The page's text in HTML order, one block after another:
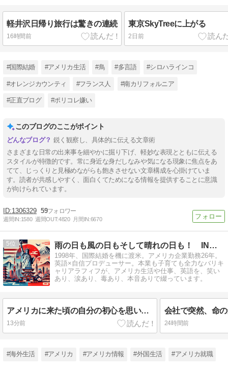
軽井沢日帰り旅行は驚きの連続
16時間前
東京SkyTreeに上がる
2日前
#国際結婚 #アメリカ生活 #鳥 #多言語 #シロハラインコ
#オレンジカウンティ #フランス人 #南カリフォルニア
#正直ブログ #ポリコレ嫌い
このブログのここがポイント
鋭く観察し、具体的に伝える文章術
さまざまな日常の出来事を細やかに掘り下げ、軽妙な表現とともに伝える
スタイルが特徴的です。常に身近な身だしなみや気になる現象に焦点をあ
てて、じっくりと見極めながらも飽きさせない文章構成を心掛けていま
す。読者が共感しやすく、面白くてためになる情報を提供することに意識
が向けられています。
1306329 59
週間IN:1580 週間OUT:4820 月間IN:6670
5 雨の日も風の日もそして晴れの日も！ IN アメリカ
1998年、国際結婚を機に渡米。アメリカ企業勤務26年。
英語×自信プロデューサー。本業も子育ても全力なバリキ
ャリアラフィフが、アメリカ生活や仕事、英語を、笑い
あり、涙あり、毒あり、本音ありで綴っています。
アメリカに来た頃の自分の初心を思い出す
13分前
会社で突然、命
24時間前
#海外生活 #アメリカ #アメリカ情報 #外国生活 #アメリカ就職